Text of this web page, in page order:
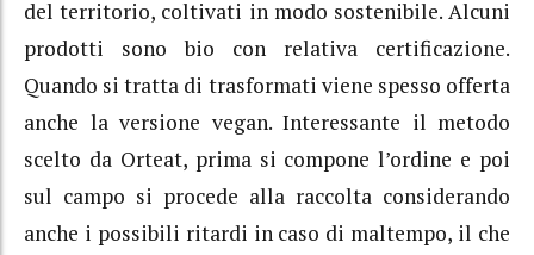
del territorio, coltivati in modo sostenibile. Alcuni
prodotti sono bio con relativa certificazione.
Quando si tratta di trasformati viene spesso offerta
anche la versione vegan. Interessante il metodo
scelto da Orteat, prima si compone l’ordine e poi
sul campo si procede alla raccolta considerando
anche i possibili ritardi in caso di maltempo, il che